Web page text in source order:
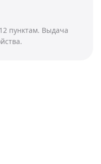
пунктам. Выдача